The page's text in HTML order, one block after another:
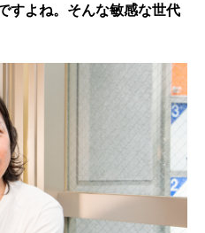
すよね。そんな敏感な世代